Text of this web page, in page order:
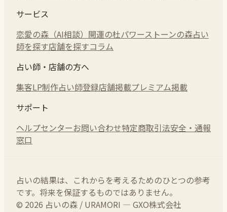
サービス
恋愛の森（AI相談） 開運の杜パワーストーンの森占い
師を探す店舗を探すコラム
占い師・店舗の方へ
集客LP制作占い師登録店舗掲載プレミアム掲載
サポート
ヘルプセンターお問い合わせ特定商取引法安全・通報
窓口
占いの結果は、これからを考えるためのひとつの参考
です。将来を保証するものではありません。
© 2026 占いの森 / URAMORI — GXO株式会社